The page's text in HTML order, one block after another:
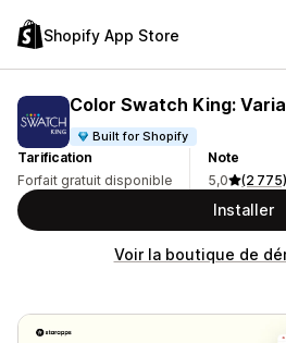
Shopify App Store
Color Swatch King:
Built for Shopify
Tarification
Forfait gratuit disponible
Note
5,0
(2 775)
Installer
Voir la boutique de